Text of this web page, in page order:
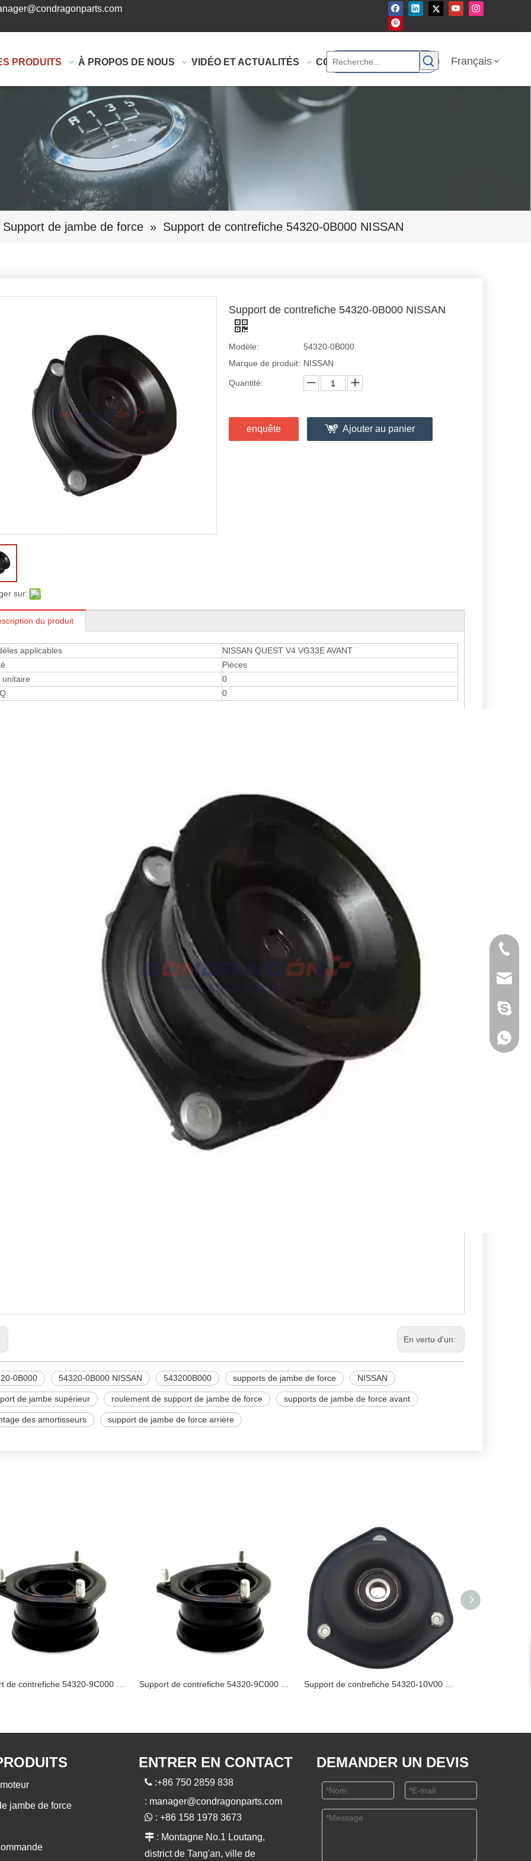
PRODUITS À PROPOS DE NOUS VIDÉO ET ACTUALITÉS CONTACTEZ-NOUS Français
Support de jambe de force » Support de contrefiche 54320-0B000 NISSAN
sur:
Support de contrefiche 54320-0B000 NISSAN
Modèle:
54320-0B000
Marque de produit: NISSAN
Quantité:
enquête Ajouter au panier
du produit
applicables
NISSAN QUEST V4 VG33E AVANT
Pièces
​​unitaire
0
0
En vertu d'un:
0B000 54320-0B000 NISSAN 543200B000 supports de jambe de force NISSAN
de jambe supérieur roulement de support de jambe de force supports de jambe de force avant
des amortisseurs support de jambe de force arrière
jambe de force
ENTRER EN CONTACT
 :+86 750 2859 838
: manager@condragonparts.com
 : +86 158 1978 3673
 : Montagne No.1 Loutang,
district de Tang'an, ville de
DEMANDER UN DEVIS
Tél
E-mail
Skype